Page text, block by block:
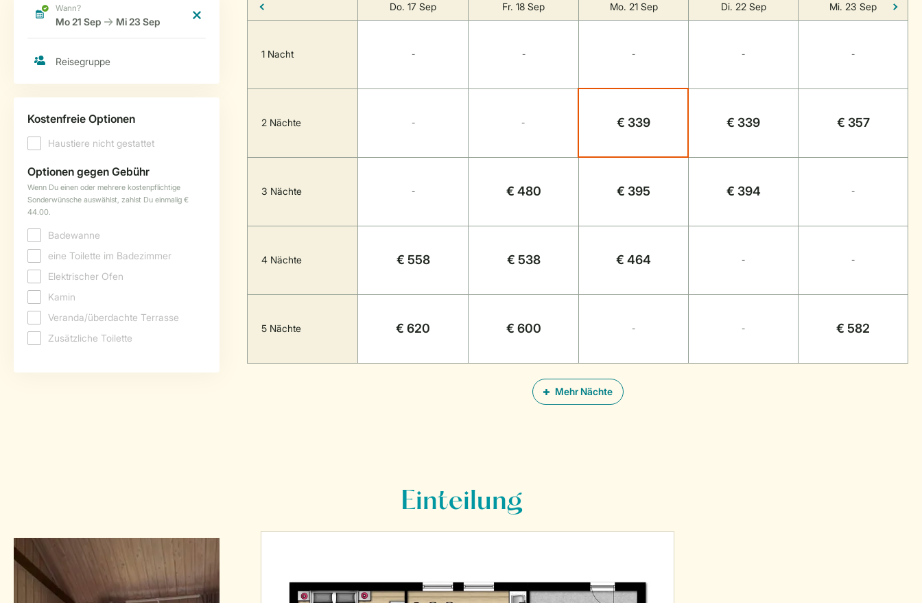
Mehr Nächte
Do. 17 Sep Fr. 18 Sep Mo. 21 Sep Di. 22 Sep Mi. 23 Sep
1 Nacht - - - - -
2 Nächte - - € 339 € 339 € 357
3 Nächte - € 480 € 395 € 394 -
4 Nächte € 558 € 538 € 464 - -
5 Nächte € 620 € 600 - - € 582
Einteilung